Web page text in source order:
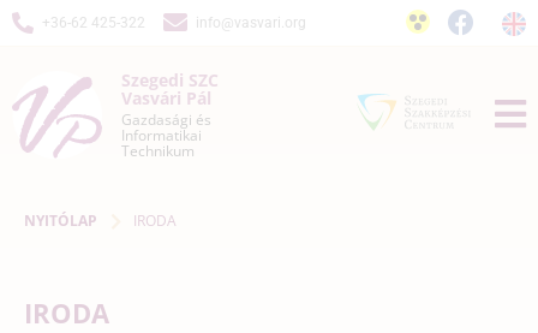
+36-62 425-322 info@vasvari.org
Szegedi SZC
Vasvári Pál
Gazdasági és
Informatikai
Technikum
NYITÓLAP IRODA
IRODA